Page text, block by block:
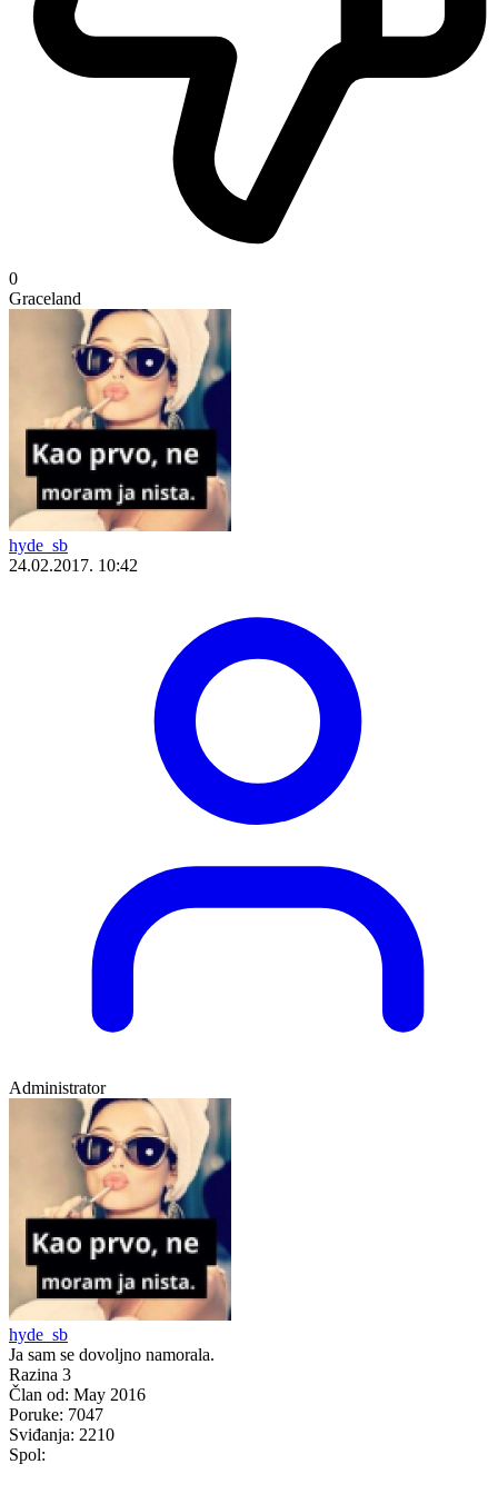
0
Graceland
hyde_sb
24.02.2017. 10:42
Administrator
hyde_sb
Ja sam se dovoljno namorala.
Razina 3
Član od: May 2016
Poruke: 7047
Sviđanja: 2210
Spol: